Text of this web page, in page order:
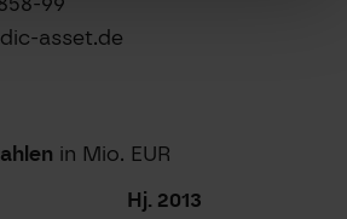
asset.de
in Mio. EUR
Hj. 2013